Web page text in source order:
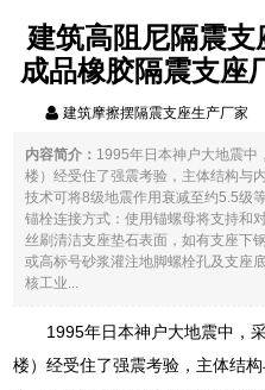
建筑高阻尼隔震支
成品橡胶隔震支座
建筑摩擦摆隔震支座生产厂家
内容简介： 1995年日本神户大地震中
楼）经受住了强震考验，主体结构与
技术可将8级地震作用衰减至约5.5级
锚栓连接方式：使用锚螺母将支持和
丝刷清洁支座垫石表面，如有支座下
或高标号砂浆灌注地脚螺栓孔及支座
核工业...
1995年日本神户大地震中，
楼）经受住了强震考验，主体结